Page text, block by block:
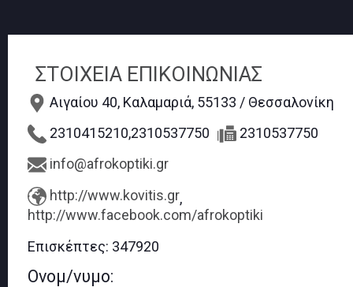
ΣΤΟΙΧΕΙΑ ΕΠΙΚΟΙΝΩΝΙΑΣ
Αιγαίου 40, Καλαμαριά, 55133 / Θεσσαλονίκη
2310415210,2310537750
2310537750
info@afrokoptiki.gr
http://www.kovitis.gr,
http://www.facebook.com/afrokoptiki
Επισκέπτες: 347920
Ονομ/νυμο: